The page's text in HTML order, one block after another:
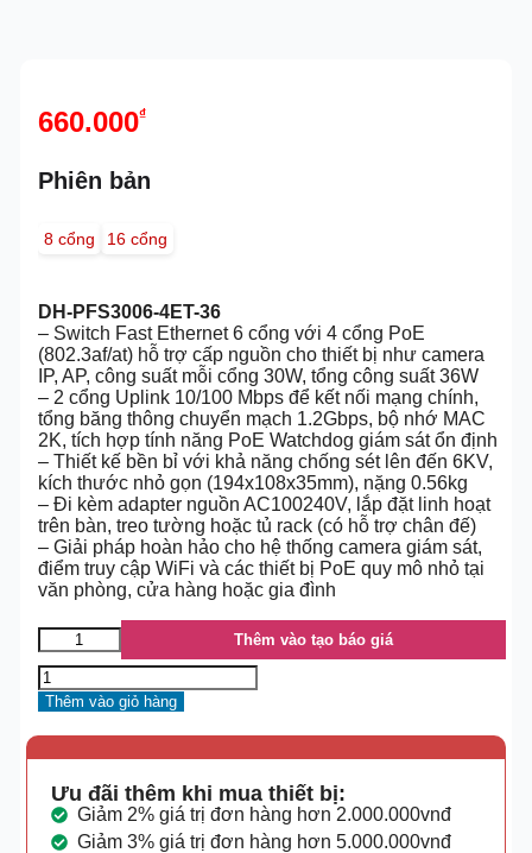
660.000₫
Phiên bản
8 cổng 16 cổng
DH-PFS3006-4ET-36
– Switch Fast Ethernet 6 cổng với 4 cổng PoE
(802.3af/at) hỗ trợ cấp nguồn cho thiết bị như camera
IP, AP, công suất mỗi cổng 30W, tổng công suất 36W
– 2 cổng Uplink 10/100 Mbps để kết nối mạng chính,
tổng băng thông chuyển mạch 1.2Gbps, bộ nhớ MAC
2K, tích hợp tính năng PoE Watchdog giám sát ổn định
– Thiết kế bền bỉ với khả năng chống sét lên đến 6KV,
kích thước nhỏ gọn (194x108x35mm), nặng 0.56kg
– Đi kèm adapter nguồn AC100240V, lắp đặt linh hoạt
trên bàn, treo tường hoặc tủ rack (có hỗ trợ chân đế)
– Giải pháp hoàn hảo cho hệ thống camera giám sát,
điểm truy cập WiFi và các thiết bị PoE quy mô nhỏ tại
văn phòng, cửa hàng hoặc gia đình
Thêm vào tạo báo giá
Thêm vào giỏ hàng
Ưu đãi thêm khi mua thiết bị:
Giảm 2% giá trị đơn hàng hơn 2.000.000vnđ
Giảm 3% giá trị đơn hàng hơn 5.000.000vnđ